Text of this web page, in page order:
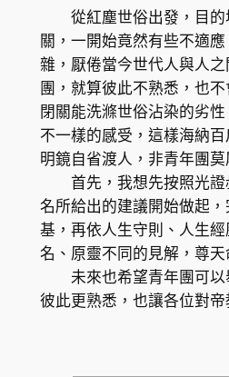
從紅塵世俗出發，目的
關，一開始竟然有些不適
雜，厭倦當今世代人與人
團，就算彼此不熟悉，也
閉關能洗滌世俗沾染的劣
不一樣的感受，這樣海納
明鏡自省渡人，非青年團莫
首先，我想先按照光證
名所給出的建議開始做起
基，再依人生守則、人生
名、原靈不同的見解，尊天
未來也希望青年團可以
彼此更熟悉，也讓各位對帝